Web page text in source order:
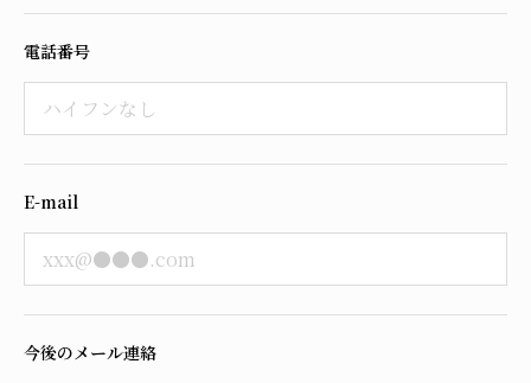
電話番号
E-mail
今後のメール連絡